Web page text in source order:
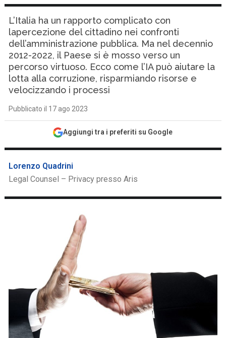
L’Italia ha un rapporto complicato con
lapercezione del cittadino nei confronti
dell’amministrazione pubblica. Ma nel decennio
2012-2022, il Paese si è mosso verso un
percorso virtuoso. Ecco come l’IA può aiutare la
lotta alla corruzione, risparmiando risorse e
velocizzando i processi
Pubblicato il 17 ago 2023
Aggiungi tra i preferiti su Google
Lorenzo Quadrini
Legal Counsel – Privacy presso Aris